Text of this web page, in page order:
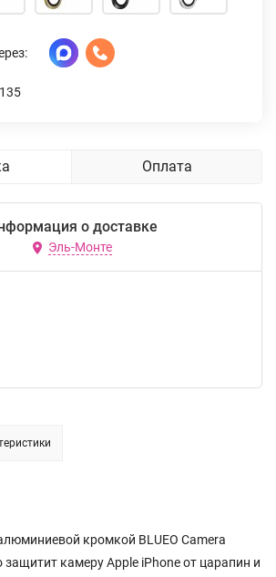
Оплата
о доставке
Эль-Монте
кромкой BLUEO Camera
камеру Apple iPhone от царапин и